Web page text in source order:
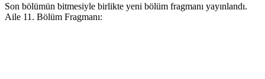
Son bölümün bitmesiyle birlikte yeni bölüm fragmanı yayınlandı.
Aile 11. Bölüm Fragmanı: